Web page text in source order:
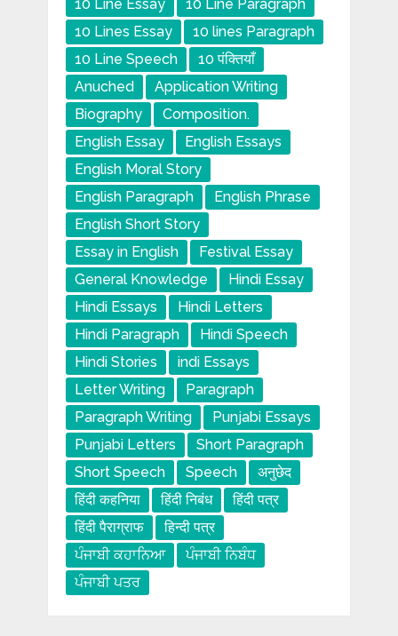
10 Line Essay
10 Line Paragraph
10 Lines Essay
10 lines Paragraph
10 Line Speech
10 पंक्तियाँ
Anuched
Application Writing
Biography
Composition.
English Essay
English Essays
English Moral Story
English Paragraph
English Phrase
English Short Story
Essay in English
Festival Essay
General Knowledge
Hindi Essay
Hindi Essays
Hindi Letters
Hindi Paragraph
Hindi Speech
Hindi Stories
indi Essays
Letter Writing
Paragraph
Paragraph Writing
Punjabi Essays
Punjabi Letters
Short Paragraph
Short Speech
Speech
अनुछेद
हिंदी कहनिया
हिंदी निबंध
हिंदी पत्र
हिंदी पैराग्राफ
हिन्दी पत्र
ਪੰਜਾਬੀ ਕਹਾਨਿਆ
ਪੰਜਾਬੀ ਨਿਬੰਧ
ਪੰਜਾਬੀ ਪਤਰ